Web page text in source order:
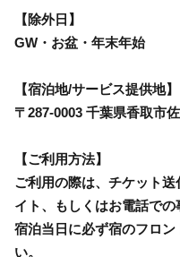
【除外日】
GW・お盆・年末年始
【宿泊地/サービス提供地】
〒287-0003 千葉県香取市
【ご利用方法】
ご利用の際は、チケット
イト、もしくはお電話で
宿泊当日に必ず宿のフロ
い。